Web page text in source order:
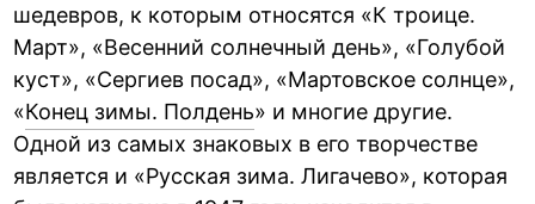
шедевров, к которым относятся «К троице.
Март», «Весенний солнечный день», «Голубой
куст», «Сергиев посад», «Мартовское солнце»,
«Конец зимы. Полдень» и многие другие.
Одной из самых знаковых в его творчестве
является и «Русская зима. Лигачево», которая